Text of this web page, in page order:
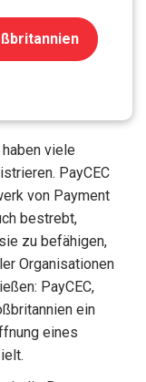
viele
PayCEC
von Payment
bestrebt,
zu befähigen,
Organisationen
PayCEC,
ein
eines